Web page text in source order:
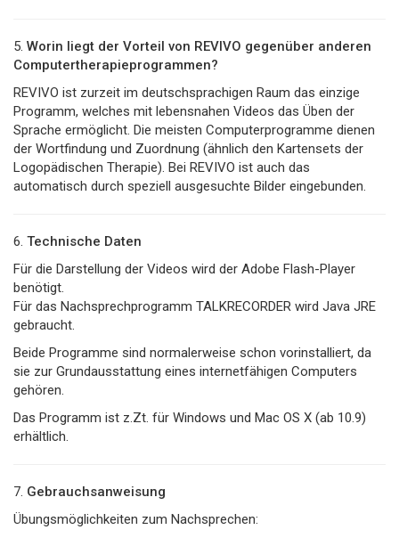
5. Worin liegt der Vorteil von REVIVO gegenüber anderen
Computertherapieprogrammen?
REVIVO ist zurzeit im deutschsprachigen Raum das einzige
Programm, welches mit lebensnahen Videos das Üben der
Sprache ermöglicht. Die meisten Computerprogramme dienen
der Wortfindung und Zuordnung (ähnlich den Kartensets der
Logopädischen Therapie). Bei REVIVO ist auch das
automatisch durch speziell ausgesuchte Bilder eingebunden.
6. Technische Daten
Für die Darstellung der Videos wird der Adobe Flash-Player
benötigt.
Für das Nachsprechprogramm TALKRECORDER wird Java JRE
gebraucht.
Beide Programme sind normalerweise schon vorinstalliert, da
sie zur Grundausstattung eines internetfähigen Computers
gehören.
Das Programm ist z.Zt. für Windows und Mac OS X (ab 10.9)
erhältlich.
7. Gebrauchsanweisung
Übungsmöglichkeiten zum Nachsprechen: